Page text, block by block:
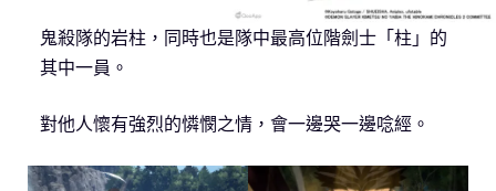
鬼殺隊的岩柱，同時也是隊中最高位階劍士「柱」的
其中一員。
對他人懷有強烈的憐憫之情，會一邊哭一邊唸經。